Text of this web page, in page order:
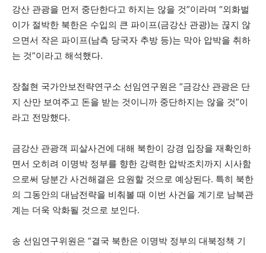
강산 관광을 먼저 중단한다고 하지는 않을 것”이라며 “외화벌
이가 절박한 북한은 수입의 큰 파이프(금강산 관광)는 끊지 않
으면서 작은 파이프(남측 당국자 추방 등)는 막아 압박을 취하
는 것”이라고 해석했다.
장철현 국가안보전략연구소 선임연구원은 “금강산 관광은 단
지 산만 보여주고 돈을 받는 것이니까 중단하지는 않을 것”이
라고 전망했다.
금강산 관광객 피살사건에 대해 북한이 강경 입장을 재확인하
면서 오히려 이명박 정부를 향한 강력한 압박조치까지 시사함
으로써 당분간 사건해결은 요원할 것으로 예상된다. 특히 북한
의 그동안의 대남전략을 비춰볼 때 이번 사건을 계기로 남북관
계는 더욱 악화될 것으로 보인다.
송 선임연구위원은 “결국 북한은 이명박 정부의 대북정책 기